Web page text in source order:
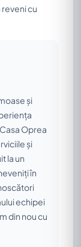
cu
și
Oprea
și
la un
în
echipei
din nou cu